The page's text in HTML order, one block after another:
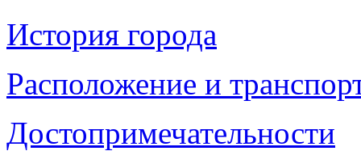
История города
Расположение и
Достопримечательности